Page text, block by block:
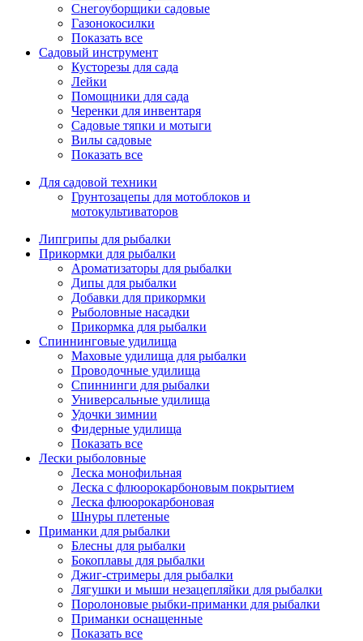
Снегоуборщики садовые
Газонокосилки
Показать все
Садовый инструмент
Кусторезы для сада
Лейки
Помощники для сада
Черенки для инвентаря
Садовые тяпки и мотыги
Вилы садовые
Показать все
Для садовой техники
Грунтозацепы для мотоблоков и
мотокультиваторов
Липгрипы для рыбалки
Прикормки для рыбалки
Ароматизаторы для рыбалки
Дипы для рыбалки
Добавки для прикормки
Рыболовные насадки
Прикормка для рыбалки
Спиннинговые удилища
Маховые удилища для рыбалки
Проводочные удилища
Спиннинги для рыбалки
Универсальные удилища
Удочки зимнии
Фидерные удилища
Показать все
Лески рыболовные
Леска монофильная
Леска с флюорокарбоновым покрытием
Леска флюорокарбоновая
Шнуры плетеные
Приманки для рыбалки
Блесны для рыбалки
Бокоплавы для рыбалки
Джиг-стримеры для рыбалки
Лягушки и мыши незацепляйки для рыбалки
Поролоновые рыбки-приманки для рыбалки
Приманки оснащенные
Показать все